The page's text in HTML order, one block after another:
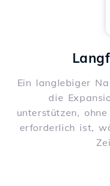
Ein langlebiger
die
unterstützen,
erforderlich ist,